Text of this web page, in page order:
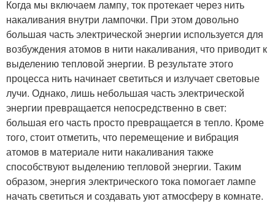
Когда мы включаем лампу, ток протекает через нить
накаливания внутри лампочки. При этом довольно
большая часть электрической энергии используется для
возбуждения атомов в нити накаливания, что приводит к
выделению тепловой энергии. В результате этого
процесса нить начинает светиться и излучает световые
лучи. Однако, лишь небольшая часть электрической
энергии превращается непосредственно в свет:
большая его часть просто превращается в тепло. Кроме
того, стоит отметить, что перемещение и вибрация
атомов в материале нити накаливания также
способствуют выделению тепловой энергии. Таким
образом, энергия электрического тока помогает лампе
начать светиться и создавать уют атмосферу в комнате.